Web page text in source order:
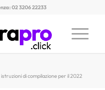
02 3206 22233
istruzioni di compilazione per il 2022